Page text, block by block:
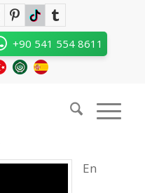
+90 541 554 8611
Nuestra Clínica
CAPILAR
CLÍNICA
En